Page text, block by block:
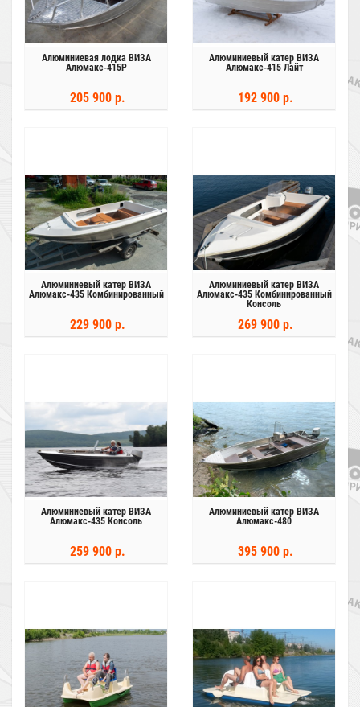
Алюминиевая лодка ВИЗА
Алюмакс-415Р
205 900 р.
Алюминиевый катер ВИЗА
Алюмакс-415 Лайт
192 900 р.
Алюминиевый катер ВИЗА
Алюмакс-435 Комбинированный
229 900 р.
Алюминиевый катер ВИЗА
Алюмакс-435 Комбинированный
Консоль
269 900 р.
Алюминиевый катер ВИЗА
Алюмакс-435 Консоль
259 900 р.
Алюминиевый катер ВИЗА
Алюмакс-480
395 900 р.